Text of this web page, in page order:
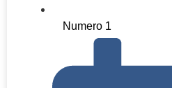
Numero 1